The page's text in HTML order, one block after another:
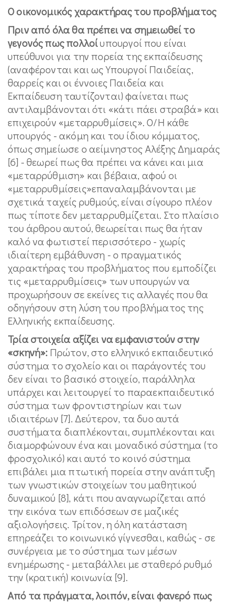
Ο οικονομικός χαρακτήρας του προβλήματος
Πριν από όλα θα πρέπει να σημειωθεί το
γεγονός πως πολλοίυπουργοί που είναι
υπεύθυνοι για την πορεία της εκπαίδευσης
(αναφέρονται και ως Υπουργοί Παιδείας,
θαρρείς και οι έννοιες Παιδεία και
Εκπαίδευση ταυτίζονται) φαίνεται πως
αντιλαμβάνονται ότι «κάτι πάει στραβά» και
επιχειρούν «μεταρρυθμίσεις». Ο/Η κάθε
υπουργός - ακόμη και του ίδιου κόμματος,
όπως σημείωσε ο αείμνηστος Αλέξης Δημαράς
[6] - θεωρεί πως θα πρέπει να κάνει και μια
«μεταρρύθμιση» και βέβαια, αφού οι
«μεταρρυθμίσεις»επαναλαμβάνονται με
σχετικά ταχείς ρυθμούς, είναι σίγουρο πλέον
πως τίποτε δεν μεταρρυθμίζεται. Στο πλαίσιο
του άρθρου αυτού, θεωρείται πως θα ήταν
καλό να φωτιστεί περισσότερο - χωρίς
ιδιαίτερη εμβάθυνση - ο πραγματικός
χαρακτήρας του προβλήματος που εμποδίζει
τις «μεταρρυθμίσεις» των υπουργών να
προχωρήσουν σε εκείνες τις αλλαγές που θα
οδηγήσουν στη λύση του προβλήματος της
Ελληνικής εκπαίδευσης.
Τρία στοιχεία αξίζει να εμφανιστούν στην
«σκηνή»: Πρώτον, στο ελληνικό εκπαιδευτικό
σύστημα το σχολείο και οι παράγοντές του
δεν είναι το βασικό στοιχείο, παράλληλα
υπάρχει και λειτουργεί το παραεκπαιδευτικό
σύστημα των φροντιστηρίων και των
ιδιαιτέρων [7]. Δεύτερον, τα δυο αυτά
συστήματα διαπλέκονται, συμπλέκονται και
διαμορφώνουν ένα και μοναδικό σύστημα (το
φροσχολικό) και αυτό το κοινό σύστημα
επιβάλει μια πτωτική πορεία στην ανάπτυξη
των γνωστικών στοιχείων του μαθητικού
δυναμικού [8], κάτι που αναγνωρίζεται από
την εικόνα των επιδόσεων σε μαζικές
αξιολογήσεις. Τρίτον, η όλη κατάσταση
επηρεάζει το κοινωνικό γίγνεσθαι, καθώς - σε
συνέργεια με το σύστημα των μέσων
ενημέρωσης - μεταβάλλει με σταθερό ρυθμό
την (κρατική) κοινωνία [9].
Από τα πράγματα, λοιπόν, είναι φανερό πως